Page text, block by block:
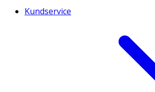
Kundservice